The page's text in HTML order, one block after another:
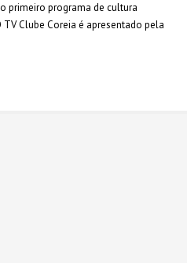
primeiro programa de cultura
Clube Coreia é apresentado pela